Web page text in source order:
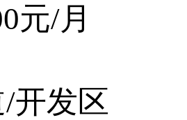
元/月
开发区